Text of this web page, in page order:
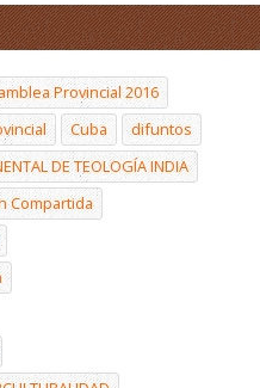
Provincial 2016
Cuba
difuntos
DE TEOLOGÍA INDIA
Compartida